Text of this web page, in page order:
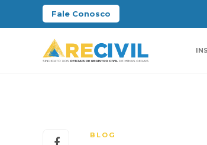
Fale Conosco
BLOG